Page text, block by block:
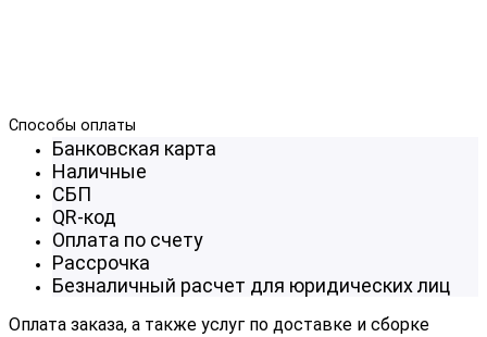
Способы оплаты
Банковская карта
Наличные
СБП
QR-код
Оплата по счету
Рассрочка
Безналичный расчет для юридических лиц
Оплата заказа, а также услуг по доставке и сборке